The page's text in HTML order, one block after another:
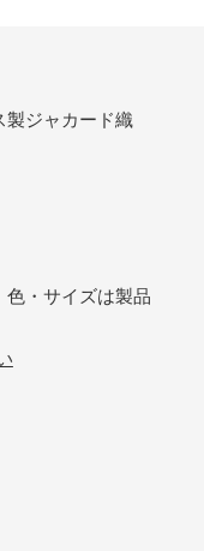
製ジャカード織
色・サイズは製品